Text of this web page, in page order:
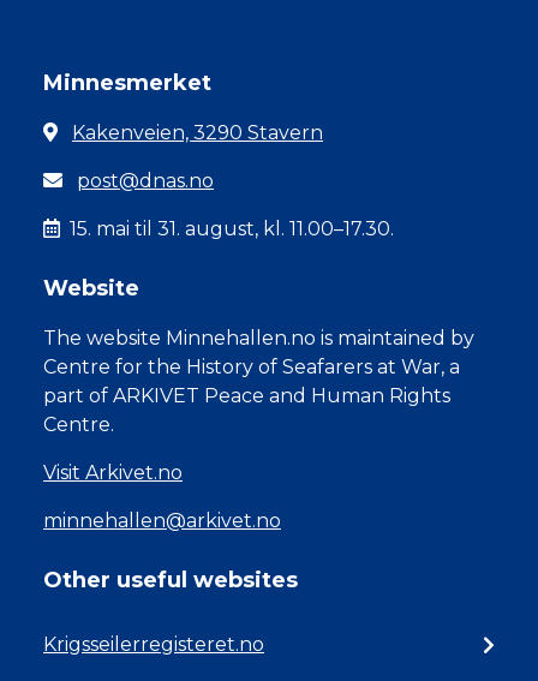
Minnesmerket
Kakenveien, 3290 Stavern
post@dnas.no
15. mai til 31. august, kl. 11.00–17.30.
Website
The website Minnehallen.no is maintained by
Centre for the History of Seafarers at War, a
part of ARKIVET Peace and Human Rights
Centre.
Visit Arkivet.no
minnehallen@arkivet.no
Other useful websites
Krigsseilerregisteret.no